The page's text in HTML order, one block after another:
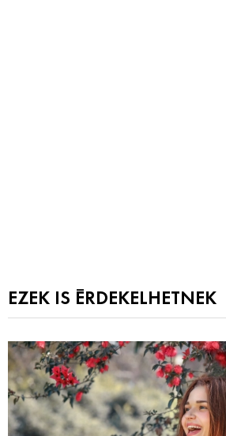
EZEK IS ÉRDEKELHETNEK